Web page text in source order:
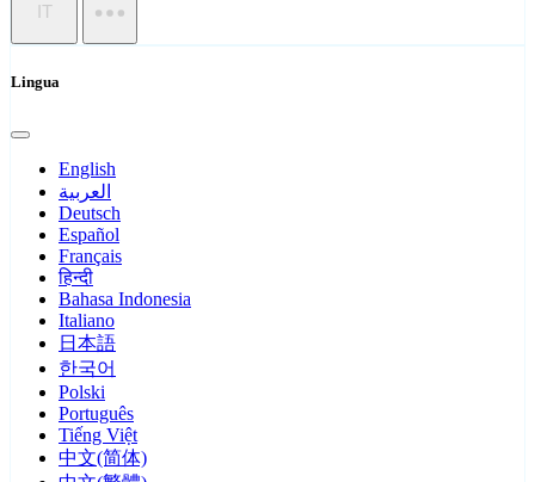
IT
Lingua
English
العربية
Deutsch
Español
Français
हिन्दी
Bahasa Indonesia
Italiano
日本語
한국어
Polski
Português
Tiếng Việt
中文(简体)